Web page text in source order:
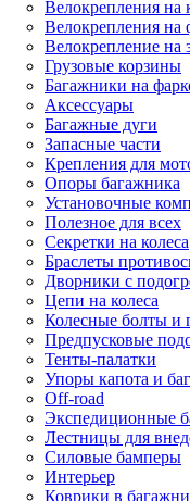
Велокрепления
Велокрепления на
Велокрепление на
Грузовые корзины
Багажники на
Аксессуары
Багажные дуги
Запасные части
Крепления для
Опоры багажника
Установочные
Полезное для всех
Секретки на колеса
Браслеты
Дворники с
Цепи на колеса
Колесные болты и
Предпусковые
Тенты-палатки
Упоры капота и
Off-road
Экспедиционные
Лестницы для
Силовые бамперы
Интерьер
Коврики в